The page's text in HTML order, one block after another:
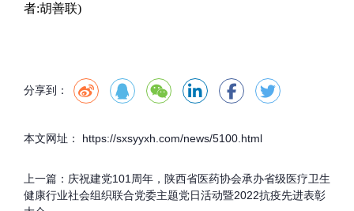
者:胡善联)
分享到：
本文网址： https://sxsyyxh.com/news/5100.html
上一篇： 庆祝建党101周年，陕西省医药协会承办省级医疗卫生
健康行业社会组织联合党委主题党日活动暨2022抗疫先进表彰